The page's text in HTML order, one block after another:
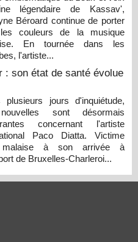
légendaire de Kassav',
Béroard continue de porter
couleurs de la musique
En tournée dans les
l'artiste...
: son état de santé évolue
plusieurs jours d'inquiétude,
sont désormais
concernant l'artiste
Paco Diatta. Victime
malaise à son arrivée à
de Bruxelles-Charleroi...